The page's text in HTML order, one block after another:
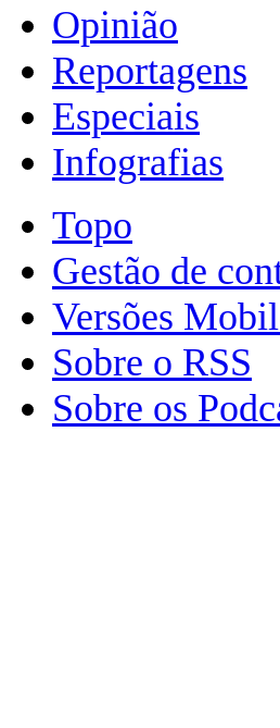
Opinião
Reportagens
Especiais
Infografias
Topo
Gestão de
Versões
Sobre o RSS
Sobre os